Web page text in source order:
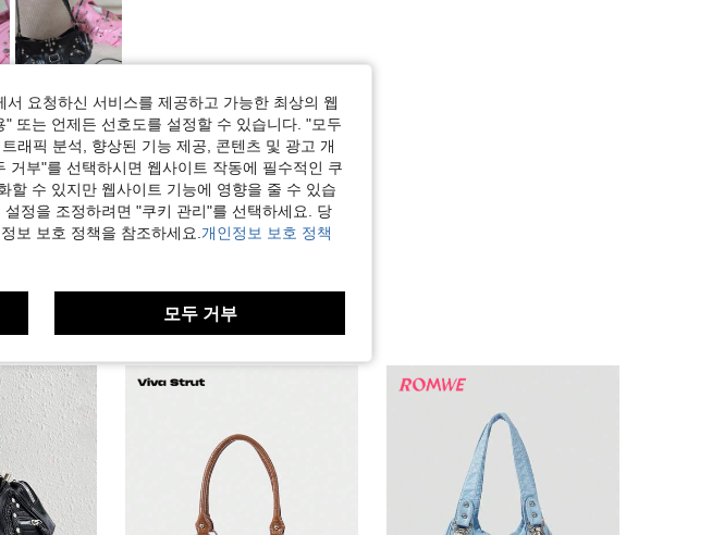
도움이 됨 (6)
요청하신 서비스를 제공하고 가능한 최상의 웹
또는 언제든 선호도를 설정할 수 있습니다. "모두
래픽 분석, 향상된 기능 제공, 콘텐츠 및 광고 개
부"를 선택하시면 웹사이트 작동에 필수적인 쿠
할 수 있지만 웹사이트 기능에 영향을 줄 수 있습
정을 조정하려면 "쿠키 관리"를 선택하세요. 당
보 보호 정책을 참조하세요. 개인정보 보호 정책
모두 거부